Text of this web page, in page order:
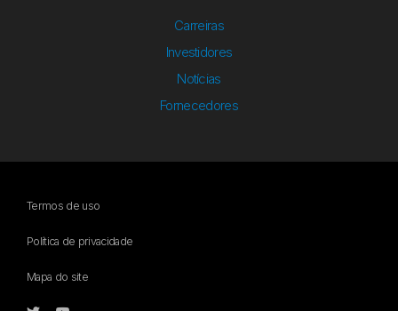
Carreiras
Investidores
Notícias
Fornecedores
Termos de uso
Política de privacidade
Mapa do site